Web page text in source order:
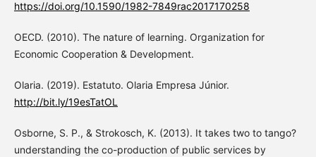
https://doi.org/10.1590/1982-7849rac2017170258
OECD. (2010). The nature of learning. Organization for
Economic Cooperation & Development.
Olaria. (2019). Estatuto. Olaria Empresa Júnior.
http://bit.ly/19esTatOL
Osborne, S. P., & Strokosch, K. (2013). It takes two to tango?
understanding the co-production of public services by